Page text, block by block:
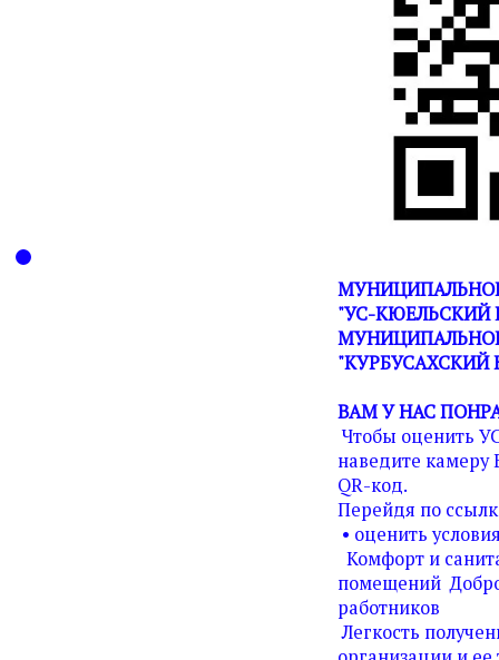
"УС-КЮЕЛЬСКИЙ
"КУРБУСАХСКИЙ
ВАМ У НАС
Чтобы оценить
наведите камеру
QR-код.
Перейдя по
• оценить
Комфорт и
помещений
работников
Легкость